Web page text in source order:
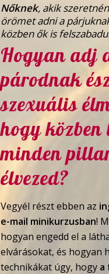
Nőknek, akik
örömet adni a
közben ők is
Hogyan adj
párodnak
szexuális
hogy közben
minden
élvezed?
Vegyél részt ebben az
e-mail minikurzusban!
hogyan engedd el a
elvárásokat, és hogyan
technikákat úgy, hogy a